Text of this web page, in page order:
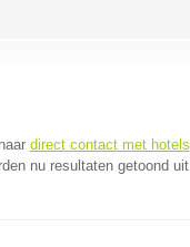
direct contact met hotels
nu resultaten getoond uit